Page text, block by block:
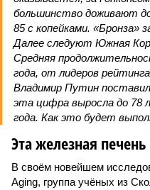
большинство доживают
85 с копейками. «Бронза»
Далее следуют Южная
Средняя
года, от лидеров
Владимир Путин
эта цифра выросла до 78
года. Как это будет
Эта железная печень
В своём новейшем
Aging, группа учёных из